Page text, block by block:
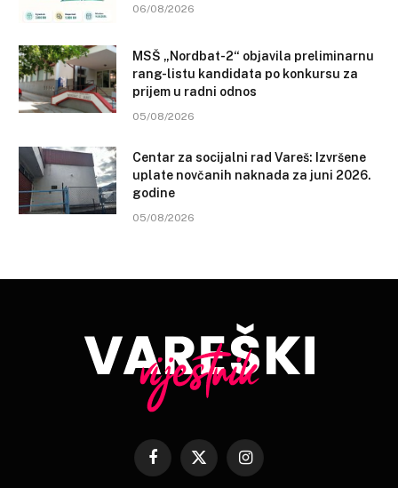
06/08/2026
MSŠ „Nordbat-2“ objavila preliminarnu
rang-listu kandidata po konkursu za
prijem u radni odnos
05/08/2026
Centar za socijalni rad Vareš: Izvršene
uplate novčanih naknada za juni 2026.
godine
05/08/2026
Facebook
X
Instagram